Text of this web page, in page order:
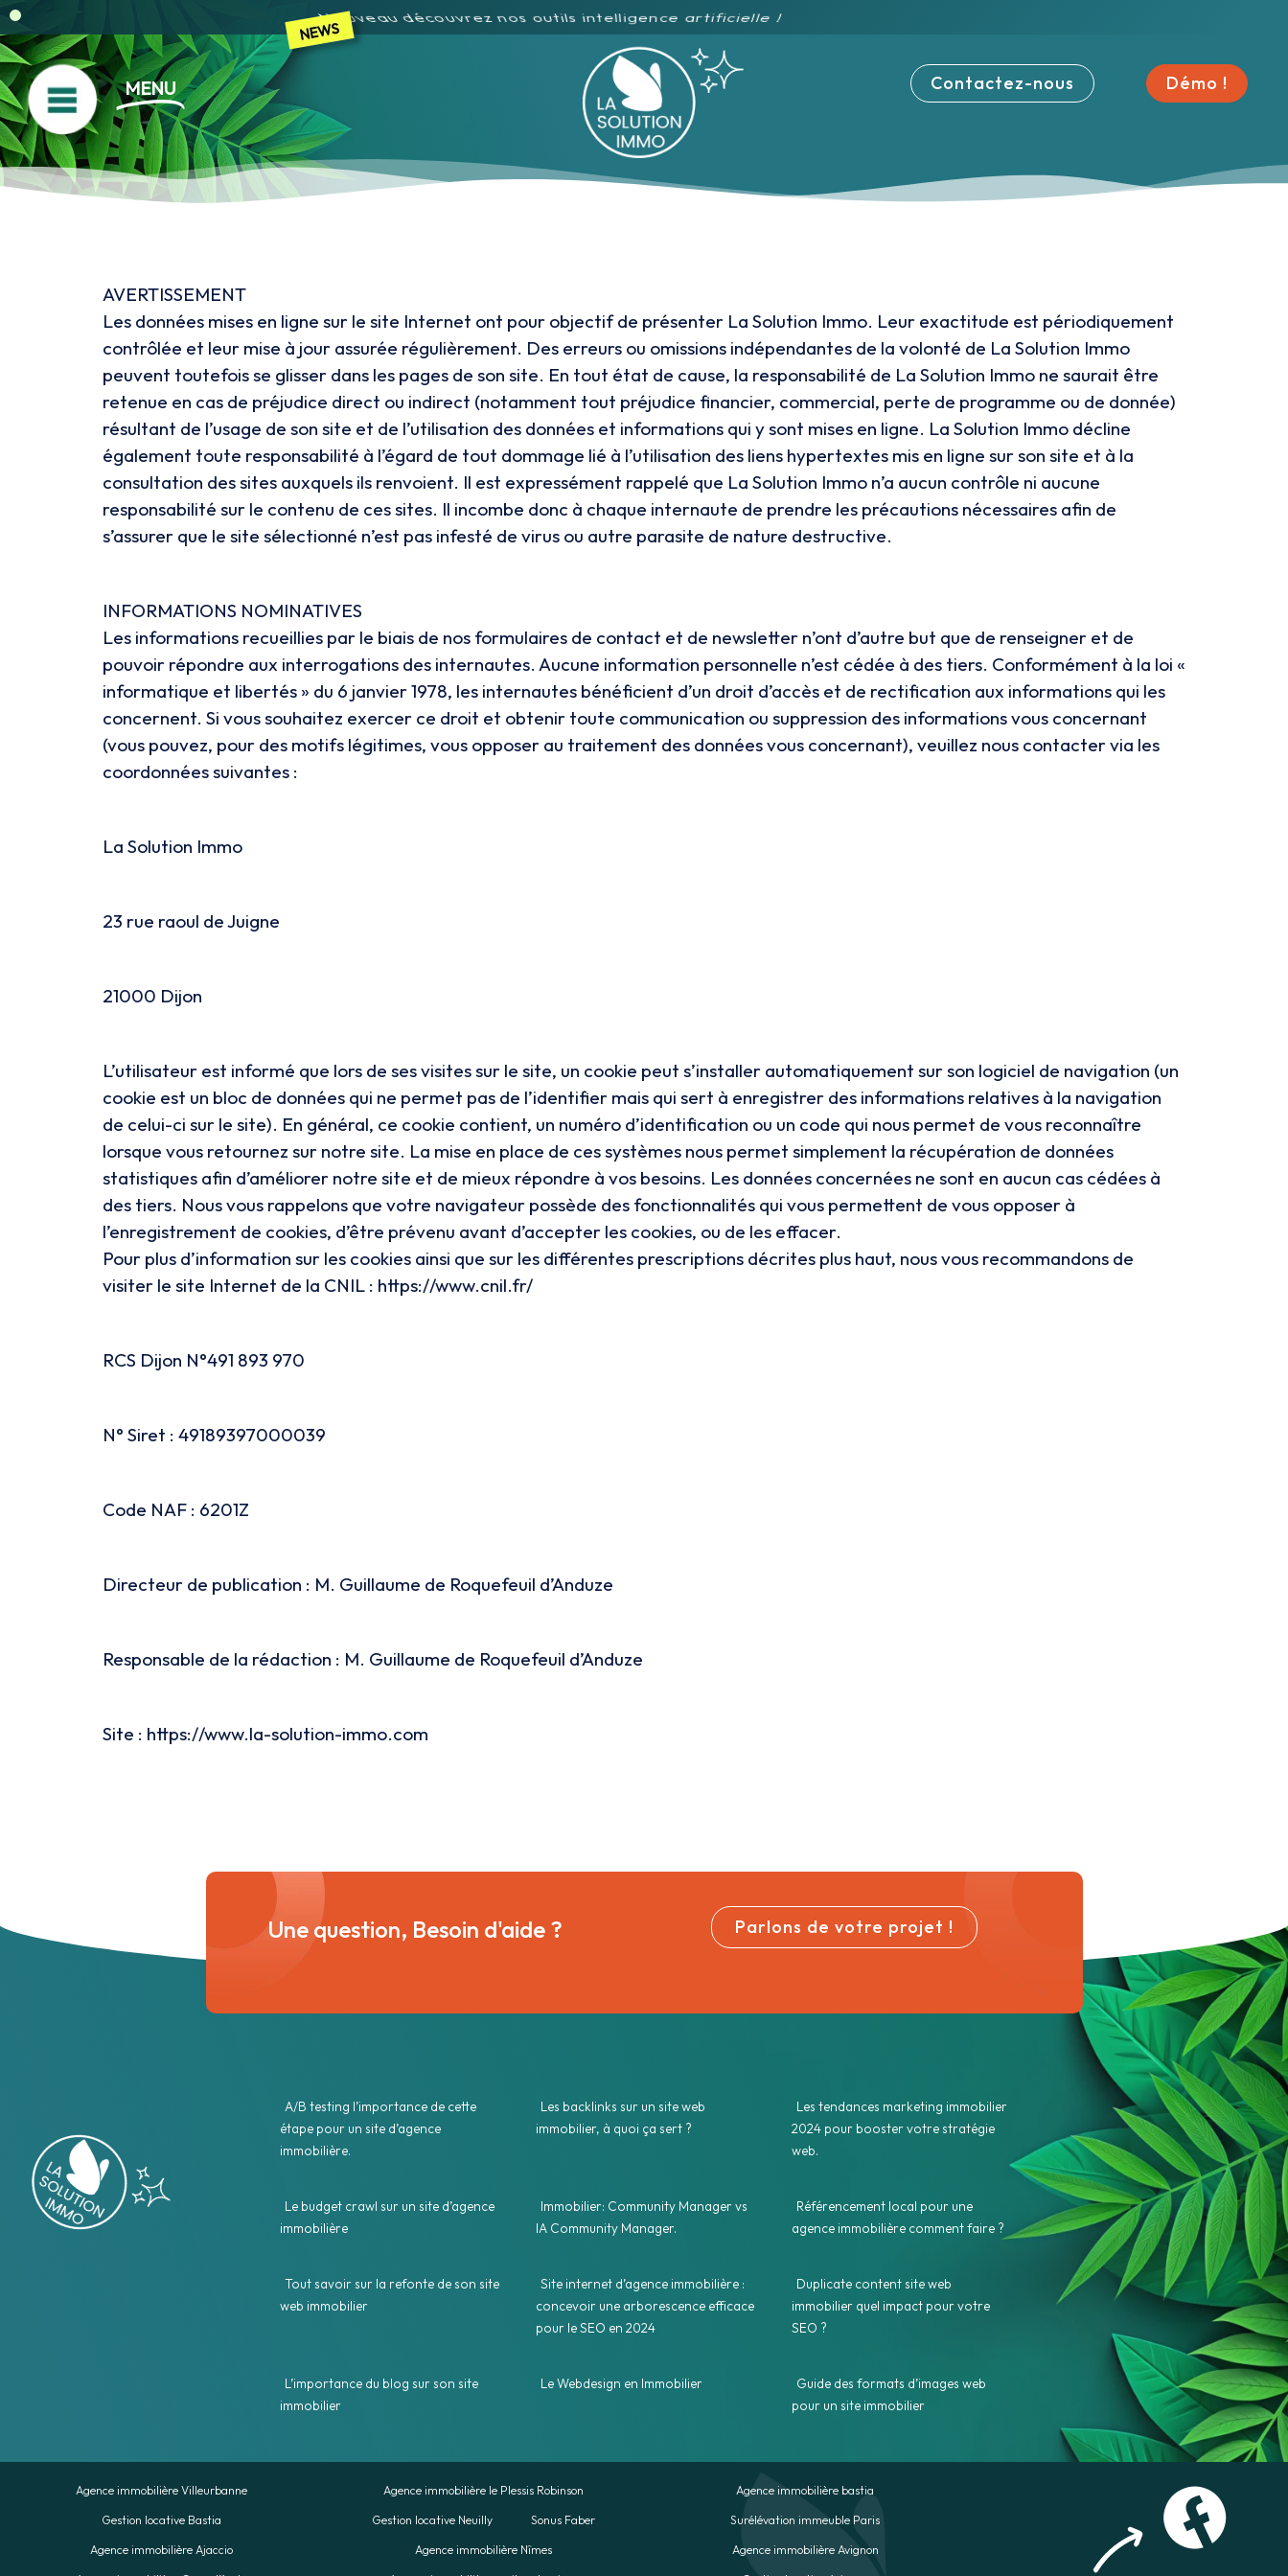
Strive, Zou et Massiv 3 ia embarquées pour le plus puissant des sites immo !
MENU Contactez-nous Démo !
AVERTISSEMENT
Les données mises en ligne sur le site Internet ont pour objectif de présenter La Solution Immo. Leur exactitude est périodiquement
contrôlée et leur mise à jour assurée régulièrement. Des erreurs ou omissions indépendantes de la volonté de La Solution Immo
peuvent toutefois se glisser dans les pages de son site. En tout état de cause, la responsabilité de La Solution Immo ne saurait être
retenue en cas de préjudice direct ou indirect (notamment tout préjudice financier, commercial, perte de programme ou de donnée)
résultant de l’usage de son site et de l’utilisation des données et informations qui y sont mises en ligne. La Solution Immo décline
également toute responsabilité à l’égard de tout dommage lié à l’utilisation des liens hypertextes mis en ligne sur son site et à la
consultation des sites auxquels ils renvoient. Il est expressément rappelé que La Solution Immo n’a aucun contrôle ni aucune
responsabilité sur le contenu de ces sites. Il incombe donc à chaque internaute de prendre les précautions nécessaires afin de
s’assurer que le site sélectionné n’est pas infesté de virus ou autre parasite de nature destructive.
INFORMATIONS NOMINATIVES
Les informations recueillies par le biais de nos formulaires de contact et de newsletter n’ont d’autre but que de renseigner et de
pouvoir répondre aux interrogations des internautes. Aucune information personnelle n’est cédée à des tiers. Conformément à la loi «
informatique et libertés » du 6 janvier 1978, les internautes bénéficient d’un droit d’accès et de rectification aux informations qui les
concernent. Si vous souhaitez exercer ce droit et obtenir toute communication ou suppression des informations vous concernant
(vous pouvez, pour des motifs légitimes, vous opposer au traitement des données vous concernant), veuillez nous contacter via les
coordonnées suivantes :
La Solution Immo
23 rue raoul de Juigne
21000 Dijon
L’utilisateur est informé que lors de ses visites sur le site, un cookie peut s’installer automatiquement sur son logiciel de navigation (un
cookie est un bloc de données qui ne permet pas de l’identifier mais qui sert à enregistrer des informations relatives à la navigation
de celui-ci sur le site). En général, ce cookie contient, un numéro d’identification ou un code qui nous permet de vous reconnaître
lorsque vous retournez sur notre site. La mise en place de ces systèmes nous permet simplement la récupération de données
statistiques afin d’améliorer notre site et de mieux répondre à vos besoins. Les données concernées ne sont en aucun cas cédées à
des tiers. Nous vous rappelons que votre navigateur possède des fonctionnalités qui vous permettent de vous opposer à
l’enregistrement de cookies, d’être prévenu avant d’accepter les cookies, ou de les effacer.
Pour plus d’information sur les cookies ainsi que sur les différentes prescriptions décrites plus haut, nous vous recommandons de
visiter le site Internet de la CNIL : https://www.cnil.fr/
RCS Dijon N°491 893 970
N° Siret : 49189397000039
Code NAF : 6201Z
Directeur de publication : M. Guillaume de Roquefeuil d’Anduze
Responsable de la rédaction : M. Guillaume de Roquefeuil d’Anduze
Site : https://www.la-solution-immo.com
Une question, Besoin d'aide ? Parlons de votre projet !
A/B testing l’importance de cette
étape pour un site d’agence
immobilière.
Les backlinks sur un site web
immobilier, à quoi ça sert ?
Les tendances marketing immobilier
2024 pour booster votre stratégie
web.
Le budget crawl sur un site d’agence
immobilière
Immobilier: Community Manager vs
IA Community Manager.
Référencement local pour une
agence immobilière comment faire ?
Tout savoir sur la refonte de son site
web immobilier
Site internet d’agence immobilière :
concevoir une arborescence efficace
pour le SEO en 2024
Duplicate content site web
immobilier quel impact pour votre
SEO ?
L’importance du blog sur son site
immobilier
Le Webdesign en Immobilier
Guide des formats d’images web
pour un site immobilier
Agence immobilière Villeurbanne
Gestion locative Bastia
Agence immobilière Ajaccio
Agence immobilière le Plessis Robinson
Gestion locative Neuilly Sonus Faber
Agence immobilière Nîmes
Agence immobilière bastia
Surélévation immeuble Paris
Agence immobilière Avignon